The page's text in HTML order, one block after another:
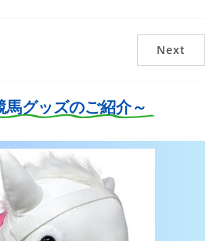
Next
馬グッズのご紹介～